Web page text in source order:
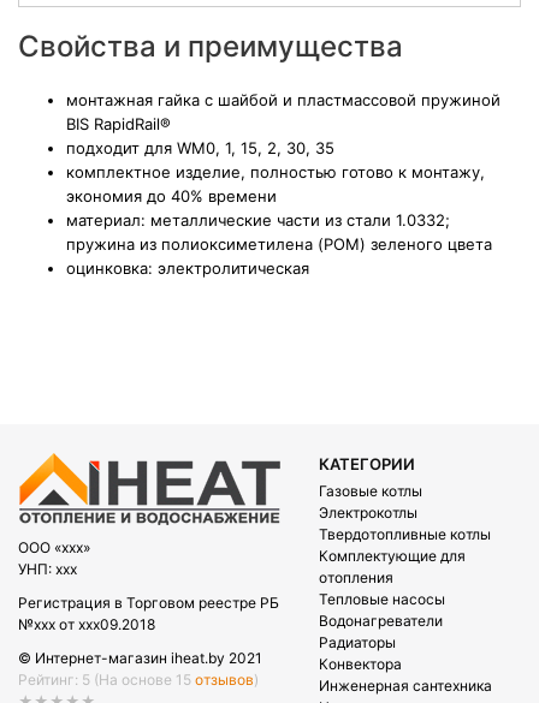
Свойства и преимущества
монтажная гайка с шайбой и пластмассовой пружиной
BIS RapidRail®
подходит для WM0, 1, 15, 2, 30, 35
комплектное изделие, полностью готово к монтажу,
экономия до 40% времени
материал: металлические части из стали 1.0332;
пружина из полиоксиметилена (POM) зеленого цвета
оцинковка: электролитическая
OOO «xxx»
УНП: xxx
Регистрация в Торговом реестре РБ
№xxx от xxx09.2018
© Интернет-магазин iheat.by 2021
Рейтинг: 5 (На основе 15 отзывов)
КАТЕГОРИИ
Газовые котлы
Электрокотлы
Твердотопливные котлы
Комплектующие для
отопления
Тепловые насосы
Водонагреватели
Радиаторы
Конвектора
Инженерная сантехника